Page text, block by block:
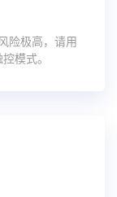
险极高，请用
模式。